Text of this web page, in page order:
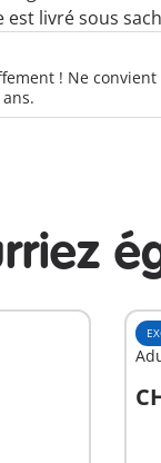
livré sous
! Ne